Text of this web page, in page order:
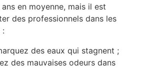
en moyenne, mais il est
des professionnels dans les
:
des eaux qui stagnent ;
des mauvaises odeurs dans